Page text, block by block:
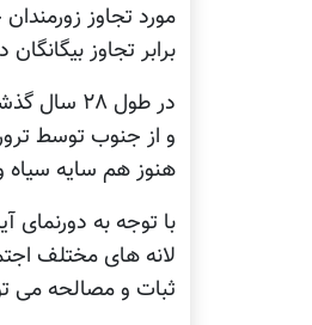
مورد تجاوز
برابر تجاوز
در طول
و از جنوب توسط
هنوز هم سایه
با توجه به
لانه های مختلف
ثبات و مصالحه می